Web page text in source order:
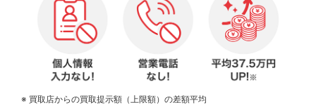
※ 買取店からの買取提示額（上限額）の差額平均